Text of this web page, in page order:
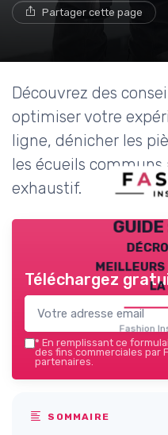
Partager cette page
Découvrez des
optimiser votre
ligne, dénicher les
les écueils
exhaustif.
GUIDE
meilleurs
la
Fashion
Téléchargez
* En remplissant ce
des fins commerciales par
partenaires.
SOMMAIRE